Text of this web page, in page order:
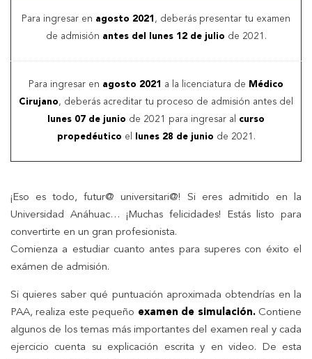
Para ingresar en agosto 2021 , deberás presentar tu examen
de admisión antes del lunes 12 de julio de 2021.
Para ingresar en agosto 2021 a la licenciatura de
Médico
Cirujano, deberás acreditar tu proceso de admisión antes del
lunes 07 de junio de 2021 para ingresar al curso
propedéutico el lunes 28 de junio de 2021.
¡Eso es todo, futur@ universitari@! Si eres admitido en la
Universidad Anáhuac… ¡Muchas felicidades! Estás listo para
convertirte en un gran profesionista.
Comienza a estudiar cuanto antes para superes con éxito el
exámen de admisión.
Si quieres saber qué puntuación aproximada obtendrías en la
PAA, realiza este pequeño examen de simulación.Contiene
algunos de los temas más importantes del examen real y cada
ejercicio cuenta su explicación escrita y en video. De esta